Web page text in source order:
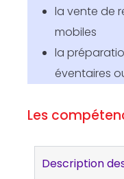
la vente de
mobiles
la
éventaires
Les
Description